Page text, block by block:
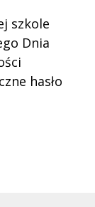
szkole
Dnia
hasło